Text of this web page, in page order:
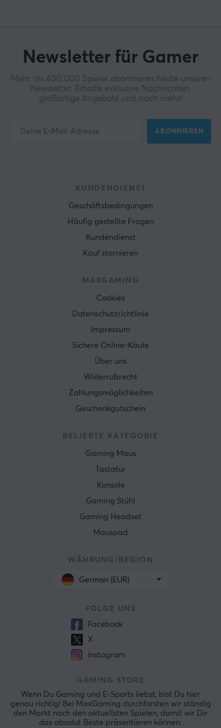
Newsletter für Gamer
Mehr als 400.000 Spieler abonnieren heute unseren
Newsletter. Erhalte exklusive Nachrichten,
großartige Angebote und noch mehr!
ABONNIEREN
KUNDENDIENST
Geschäftsbedingungen
Häufig gestellte Fragen
Kundendienst
Kauf stornieren
MAXGAMING
Cookies
Datenschutzrichtlinie
Impressum
Sichere Online-Käufe
Über uns
Widerrufsrecht
Zahlungsmöglichkeiten
Geschenkgutschein
BELIEBTE KATEGORIE
Gaming Maus
Tastatur
Konsole
Gaming Stühl
Gaming Headset
Mauspad
WÄHRUNG/REGION
German (EUR)
FOLGE UNS
Facebook
X
Instagram
GAMING STORE
Wenn Du Gaming und E-Sports liebst, bist Du hier
genau richtig! Bei MaxGaming durchforsten wir ständig
den Markt nach den aktuellsten Spielen, damit wir Dir
das absolut Beste präsentieren können.